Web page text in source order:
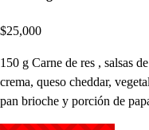
$25,000
150 g Carne de res , salsas
crema, queso cheddar,
pan brioche y porción de